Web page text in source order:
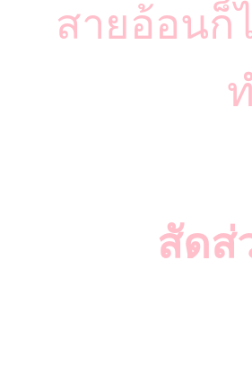
สายอ้อนก็
สัด